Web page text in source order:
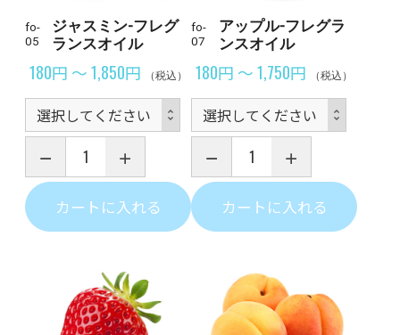
fo-
05
ジャスミン-フレグ
ランスオイル
180円 ～ 1,850円 （税込）
カートに入れる
fo-
07
アップル-フレグラ
ンスオイル
180円 ～ 1,750円 （税込）
カートに入れる